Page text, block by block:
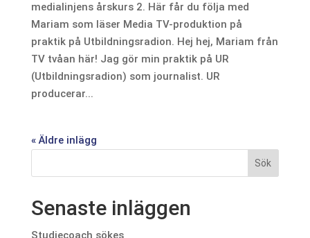
medialinjens årskurs 2. Här får du följa med
Mariam som läser Media TV-produktion på
praktik på Utbildningsradion. Hej hej, Mariam från
TV tvåan här! Jag gör min praktik på UR
(Utbildningsradion) som journalist. UR
producerar...
« Äldre inlägg
Senaste inläggen